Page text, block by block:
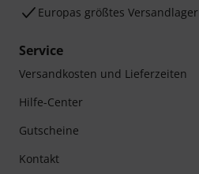
Europas größtes Versandlager
Service
Versandkosten und Lieferzeiten
Hilfe-Center
Gutscheine
Kontakt